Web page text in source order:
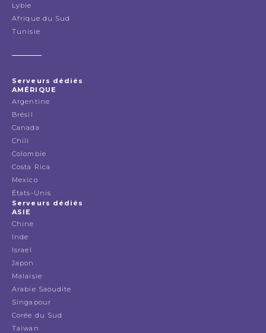
Lybie
Afrique du Sud
Tunisie
Serveurs dédiés
AMÉRIQUE
Argentine
Brésil
Canada
Chili
Colombie
Costa Rica
Mexico
États-Unis
Serveurs dédiés
ASIE
Chine
Inde
Israel
Japon
Malaisie
Arabie Saoudite
Singapour
Corée du Sud
Taiwan